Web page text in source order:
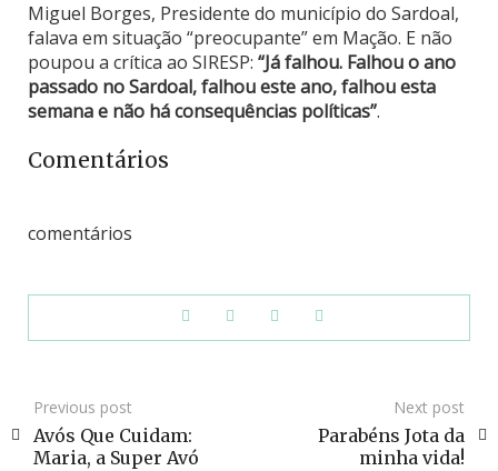
Miguel Borges, Presidente do município do Sardoal,
falava em situação “preocupante” em Mação. E não
poupou a crítica ao SIRESP: “Já falhou. Falhou o ano
passado no Sardoal, falhou este ano, falhou esta
semana e não há consequências políticas”.
Comentários
comentários
Previous post
Avós Que Cuidam:
Maria, a Super Avó
Next post
Parabéns Jota da
minha vida!